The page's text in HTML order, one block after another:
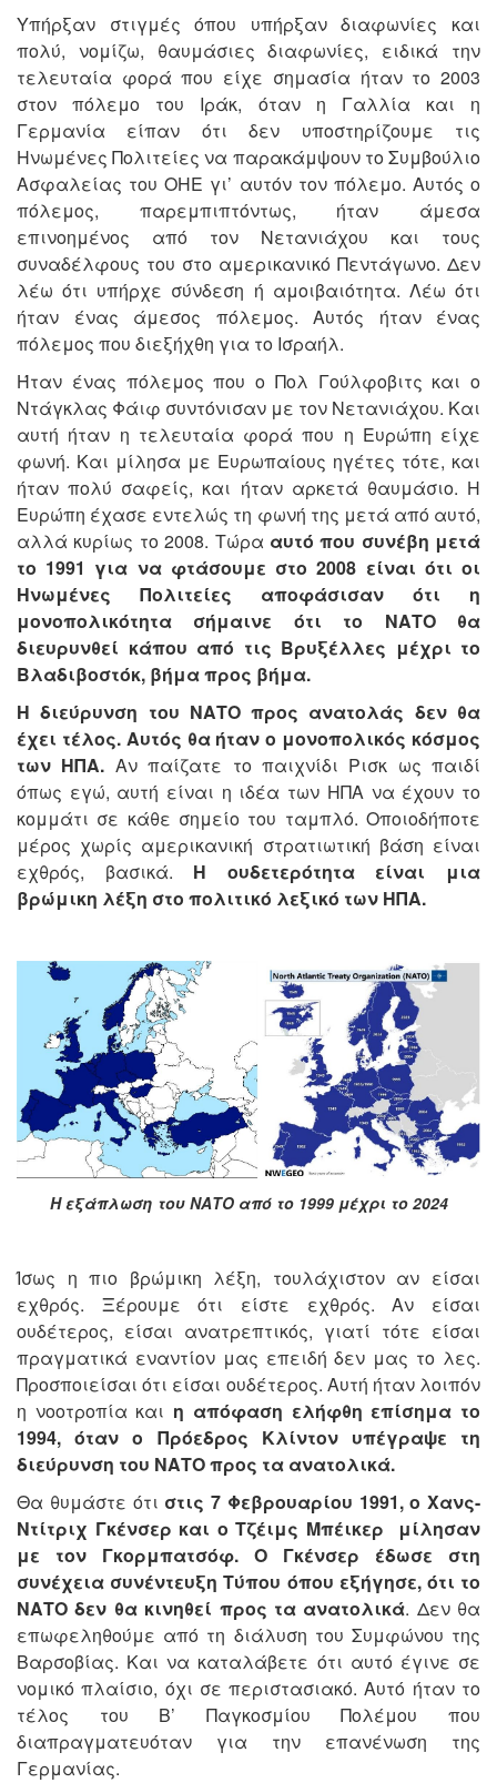
Υπήρξαν στιγμές όπου υπήρξαν διαφωνίες και
πολύ, νομίζω, θαυμάσιες διαφωνίες, ειδικά την
τελευταία φορά που είχε σημασία ήταν το 2003
στον πόλεμο του Ιράκ, όταν η Γαλλία και η
Γερμανία είπαν ότι δεν υποστηρίζουμε τις
Ηνωμένες Πολιτείες να παρακάμψουν το Συμβούλιο
Ασφαλείας του ΟΗΕ γι’ αυτόν τον πόλεμο. Αυτός ο
πόλεμος, παρεμπιπτόντως, ήταν άμεσα
επινοημένος από τον Νετανιάχου και τους
συναδέλφους του στο αμερικανικό Πεντάγωνο. Δεν
λέω ότι υπήρχε σύνδεση ή αμοιβαιότητα. Λέω ότι
ήταν ένας άμεσος πόλεμος. Αυτός ήταν ένας
πόλεμος που διεξήχθη για το Ισραήλ.
Ήταν ένας πόλεμος που ο Πολ Γούλφοβιτς και ο
Ντάγκλας Φάιφ συντόνισαν με τον Νετανιάχου. Και
αυτή ήταν η τελευταία φορά που η Ευρώπη είχε
φωνή. Και μίλησα με Ευρωπαίους ηγέτες τότε, και
ήταν πολύ σαφείς, και ήταν αρκετά θαυμάσιο. Η
Ευρώπη έχασε εντελώς τη φωνή της μετά από αυτό,
αλλά κυρίως το 2008. Τώρα αυτό που συνέβη μετά
το 1991 για να φτάσουμε στο 2008 είναι ότι οι
Ηνωμένες Πολιτείες αποφάσισαν ότι η
μονοπολικότητα σήμαινε ότι το ΝΑΤΟ θα
διευρυνθεί κάπου από τις Βρυξέλλες μέχρι το
Βλαδιβοστόκ, βήμα προς βήμα.
Η διεύρυνση του ΝΑΤΟ προς ανατολάς δεν θα
έχει τέλος. Αυτός θα ήταν ο μονοπολικός κόσμος
των ΗΠΑ. Αν παίζατε το παιχνίδι Ρισκ ως παιδί
όπως εγώ, αυτή είναι η ιδέα των ΗΠΑ να έχουν το
κομμάτι σε κάθε σημείο του ταμπλό. Οποιοδήποτε
μέρος χωρίς αμερικανική στρατιωτική βάση είναι
εχθρός, βασικά. Η ουδετερότητα είναι μια
βρώμικη λέξη στο πολιτικό λεξικό των ΗΠΑ.
Η εξάπλωση του ΝΑΤΟ από το 1999 μέχρι το 2024
Ίσως η πιο βρώμικη λέξη, τουλάχιστον αν είσαι
εχθρός. Ξέρουμε ότι είστε εχθρός. Αν είσαι
ουδέτερος, είσαι ανατρεπτικός, γιατί τότε είσαι
πραγματικά εναντίον μας επειδή δεν μας το λες.
Προσποιείσαι ότι είσαι ουδέτερος. Αυτή ήταν λοιπόν
η νοοτροπία και η απόφαση ελήφθη επίσημα το
1994, όταν ο Πρόεδρος Κλίντον υπέγραψε τη
διεύρυνση του ΝΑΤΟ προς τα ανατολικά.
Θα θυμάστε ότι στις 7 Φεβρουαρίου 1991, ο Χανς-
Ντίτριχ Γκένσερ και ο Τζέιμς Μπέικερ μίλησαν
με τον Γκορμπατσόφ. Ο Γκένσερ έδωσε στη
συνέχεια συνέντευξη Τύπου όπου εξήγησε, ότι το
ΝΑΤΟ δεν θα κινηθεί προς τα ανατολικά. Δεν θα
επωφεληθούμε από τη διάλυση του Συμφώνου της
Βαρσοβίας. Και να καταλάβετε ότι αυτό έγινε σε
νομικό πλαίσιο, όχι σε περιστασιακό. Αυτό ήταν το
τέλος του Β’ Παγκοσμίου Πολέμου που
διαπραγματευόταν για την επανένωση της
Γερμανίας.